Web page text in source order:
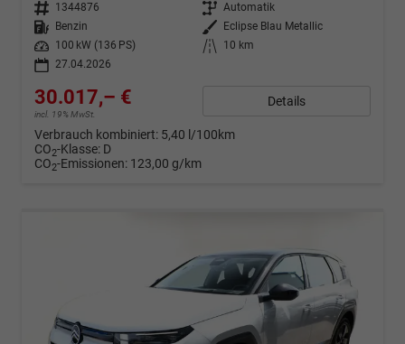
Fahrzeugnr. 1344876 Getriebe Automatik
Kraftstoff
Benzin Außenfarbe
Eclipse Blau Metallic
Leistung
100 kW (136 PS) Kilometerstand
10 km
27.04.2026
30.017,– €
incl. 19% MwSt.
Details
Verbrauch kombiniert: 5,40 l/100km
CO2-Klasse: D
CO2-Emissionen: 123,00 g/km